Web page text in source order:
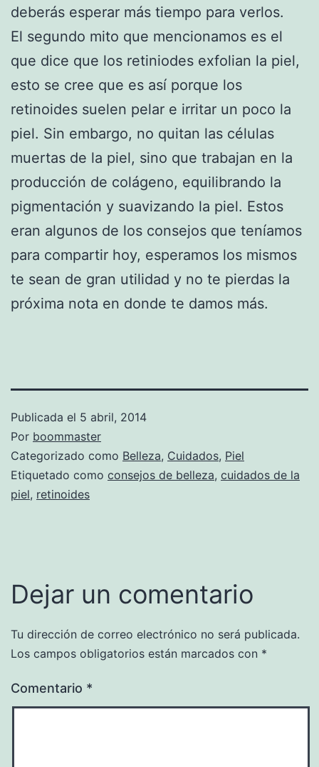
deberás esperar más tiempo para verlos.
El segundo mito que mencionamos es el
que dice que los retiniodes exfolian la piel,
esto se cree que es así porque los
retinoides suelen pelar e irritar un poco la
piel. Sin embargo, no quitan las células
muertas de la piel, sino que trabajan en la
producción de colágeno, equilibrando la
pigmentación y suavizando la piel. Estos
eran algunos de los consejos que teníamos
para compartir hoy, esperamos los mismos
te sean de gran utilidad y no te pierdas la
próxima nota en donde te damos más.
Publicada el 5 abril, 2014
Por boommaster
Categorizado como Belleza, Cuidados, Piel
Etiquetado como consejos de belleza, cuidados de la
piel, retinoides
Dejar un comentario
Tu dirección de correo electrónico no será publicada.
Los campos obligatorios están marcados con *
Comentario *